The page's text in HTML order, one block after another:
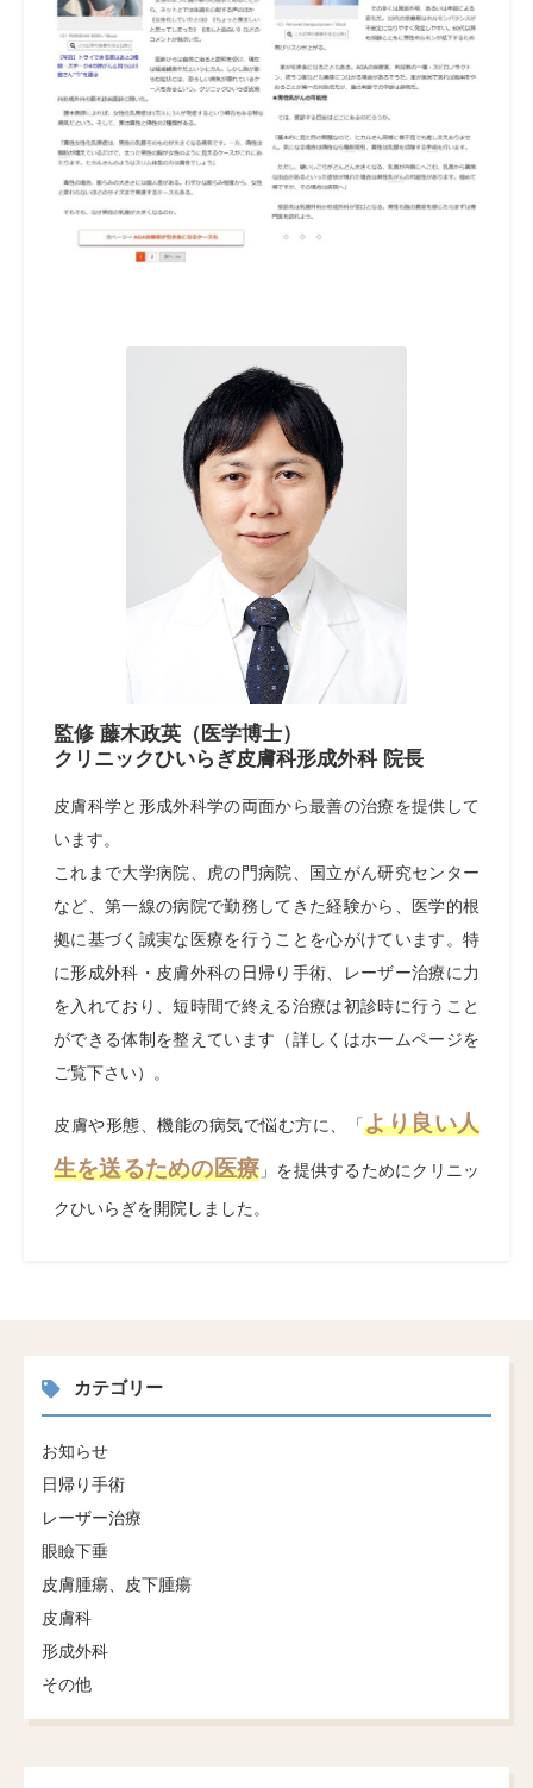
監修 藤木政英（医学博士）
クリニックひいらぎ皮膚科形成外科 院長
皮膚科学と形成外科学の両面から最善の治療を提供して
います。
これまで大学病院、虎の門病院、国立がん研究センター
など、第一線の病院で勤務してきた経験から、医学的根
拠に基づく誠実な医療を行うことを心がけています。特
に形成外科・皮膚外科の日帰り手術、レーザー治療に力
を入れており、短時間で終える治療は初診時に行うこと
ができる体制を整えています（詳しくはホームページを
ご覧下さい）。
皮膚や形態、機能の病気で悩む方に、「より良い人
生を送るための医療 」を提供するためにクリニッ
クひいらぎを開院しました。
カテゴリー
お知らせ
日帰り手術
レーザー治療
眼瞼下垂
皮膚腫瘍、皮下腫瘍
皮膚科
形成外科
その他